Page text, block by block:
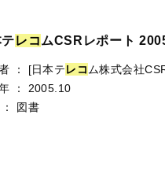
テレ コムCSRレポート
： [日本テレ コ ム株式会社
：
2005.10
： 図書